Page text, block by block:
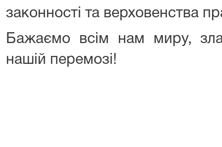
законності та верховенства
Бажаємо всім нам миру,
нашій перемозі!